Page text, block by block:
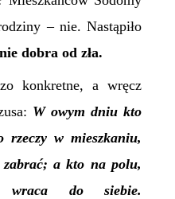
– nie. Nastąpiło
dobra od zła.
konkretne, a wręcz
W owym dniu kto
rzeczy w mieszkaniu,
a kto na polu,
do siebie.